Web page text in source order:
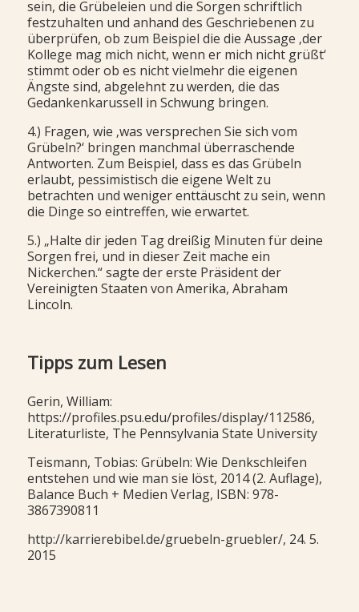
sein, die Grübeleien und die Sorgen schriftlich
festzuhalten und anhand des Geschriebenen zu
überprüfen, ob zum Beispiel die die Aussage ‚der
Kollege mag mich nicht, wenn er mich nicht grüßt‘
stimmt oder ob es nicht vielmehr die eigenen
Ängste sind, abgelehnt zu werden, die das
Gedankenkarussell in Schwung bringen.
4.) Fragen, wie ‚was versprechen Sie sich vom
Grübeln?‘ bringen manchmal überraschende
Antworten. Zum Beispiel, dass es das Grübeln
erlaubt, pessimistisch die eigene Welt zu
betrachten und weniger enttäuscht zu sein, wenn
die Dinge so eintreffen, wie erwartet.
5.) „Halte dir jeden Tag dreißig Minuten für deine
Sorgen frei, und in dieser Zeit mache ein
Nickerchen.“ sagte der erste Präsident der
Vereinigten Staaten von Amerika, Abraham
Lincoln.
Tipps zum Lesen
Gerin, William:
https://profiles.psu.edu/profiles/display/112586,
Literaturliste, The Pennsylvania State University
Teismann, Tobias: Grübeln: Wie Denkschleifen
entstehen und wie man sie löst, 2014 (2. Auflage),
Balance Buch + Medien Verlag, ISBN: 978-
3867390811
http://karrierebibel.de/gruebeln-gruebler/, 24. 5.
2015